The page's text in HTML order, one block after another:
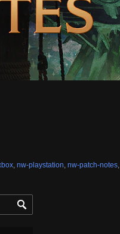
, nw-playstation, nw-patch-notes,